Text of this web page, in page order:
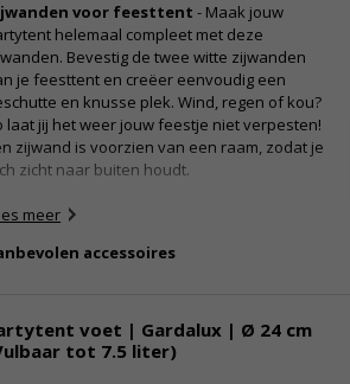
voor feesttent - Maak jouw
helemaal compleet met deze
Bevestig de twee witte zijwanden
je feesttent en creëer eenvoudig een
en knusse plek. Wind, regen of kou?
laat jij het weer jouw feestje niet verpesten!
zijwand is voorzien van een raam, zodat je
zicht naar buiten houdt.
meer
accessoires
voet | Gardalux | Ø 24 cm
tot 7.5 liter)